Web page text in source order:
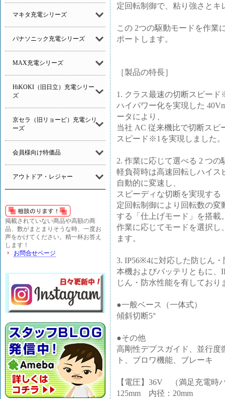
マキタ充電シリーズ
パナソニック充電シリーズ
MAX充電シリーズ
HiKOKI（旧日立）充電シリー
ズ
京セラ（旧リョービ）充電シリ
ーズ
会員様向け特価品
アウトドア・レジャー
掲載されていない商品や高額の商
品、数がまとまりそうな時、一度お
声をかけてください。精一杯お答え
します！
お問合せページ
定回転制御で、粘り強さと
この 2つの駆動モードを作業
ポートします。
［製品の特長］
1. クラス最速の切断スピー
ハイパワー化を実現した
ータにより、
当社 AC 従来機比で切断ス
スピード※1を実現しました。
2. 作業に応じて選べる 2 つの
軽負荷時は高速回転しハイス
自動的に変速し、
スピーディな切断を実現する
定回転制御により回転数の
する「仕上げモード」を搭載
作業に応じてモードを選択し
ます。
3. IP56※4に対応した防じん
本機およびバッテリともに
じん・防水性能を有しており
●一般ベース（一体式）
傾斜切断5°
●その他
高剛性デプスガイド、並行
ト、ブロワ機能、ブレーキ
【電圧】36V （満足充電時
125mm 内径：20mm